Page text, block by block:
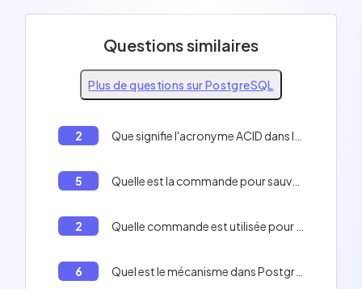
Questions similaires
Plus de questions sur PostgreSQL
2
5
2
6